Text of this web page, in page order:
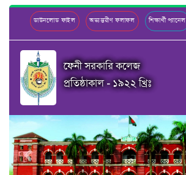
ডাউনলোড ফাইল অভ্যন্তরীণ ফলাফল শিক্ষার্থী প্যানেল
ফেনী সরকারি কলেজ
প্রতিষ্ঠাকাল - ১৯২২ খ্রিঃ
Previous